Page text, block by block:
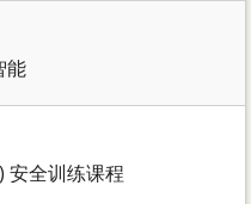
能
安全训练课程